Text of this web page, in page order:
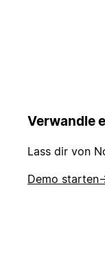
Verwandle
Lass dir von
Demo starten